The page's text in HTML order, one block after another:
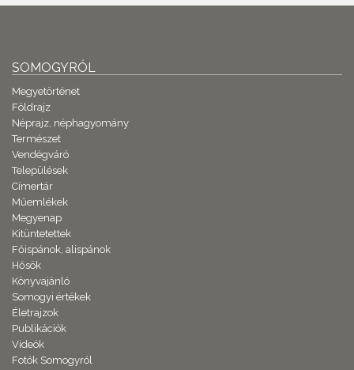
SOMOGYRÓL
Megyetörténet
Földrajz
Néprajz, néphagyomány
Természet
Vendégváró
Települések
Címertár
Műemlékek
Megyenap
Kitüntetettek
Főispánok, alispánok
Hősök
Könyvajánló
Somogyi értékek
Életrajzok
Publikációk
Videók
Fotók Somogyról